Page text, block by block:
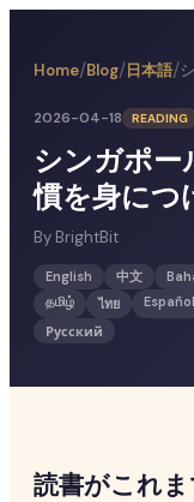
Home/Blog/日本語/
2026-04-18 READING
シンガポー
慣を身につ
By BrightBit
English 中文
தமிழ்
ไทย Español
Русский
読書がこれ